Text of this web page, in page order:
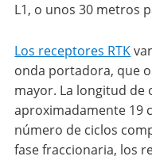
L1, o unos 30 metros
Los receptores RTK
onda portadora, que
mayor. La longitud de
aproximadamente 19
número de ciclos
fase fraccionaria, los